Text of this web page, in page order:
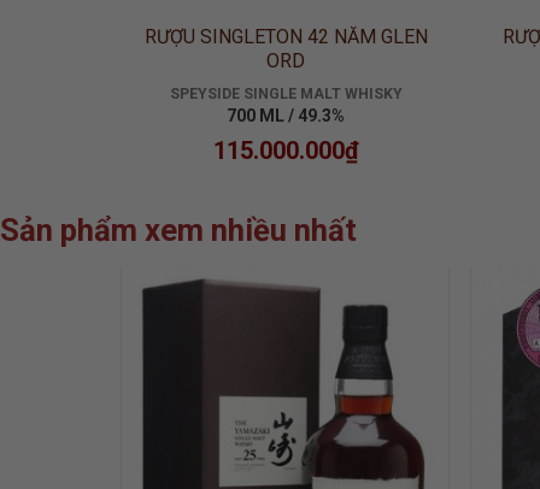
RƯỢU SINGLETON 42 NĂM GLEN
ORD
SPEYSIDE SINGLE MALT WHISKY
700 ML / 49.3%
115.000.000₫
Sản phẩm xem nhiều nhất
ADD TO
WISHLIST